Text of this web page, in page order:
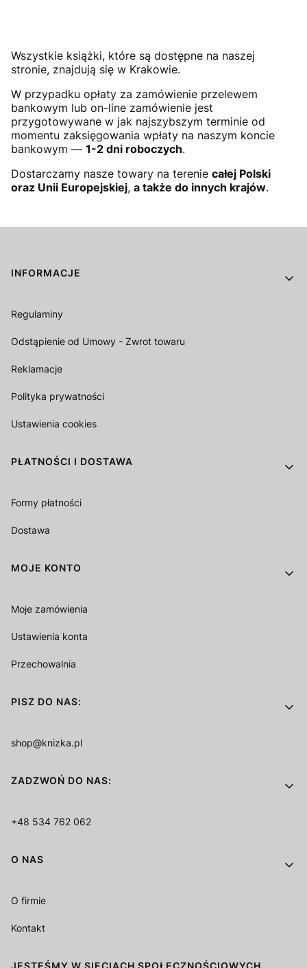
Wszystkie książki, które są dostępne na naszej
stronie, znajdują się w Krakowie.
W przypadku opłaty za zamówienie przelewem
bankowym lub on-line zamówienie jest
przygotowywane w jak najszybszym terminie od
momentu zaksięgowania wpłaty na naszym koncie
bankowym — 1-2 dni roboczych.
Dostarczamy nasze towary na terenie całej Polski
oraz Unii Europejskiej, a także do innych krajów.
Linki w stopce
INFORMACJE
Regulaminy
Odstąpienie od Umowy - Zwrot towaru
Reklamacje
Polityka prywatności
Ustawienia cookies
PŁATNOŚCI I DOSTAWA
Formy płatności
Dostawa
MOJE KONTO
Moje zamówienia
Ustawienia konta
Przechowalnia
PISZ DO NAS:
shop@knizka.pl
ZADZWOŃ DO NAS:
+48 534 762 062
O NAS
O firmie
Kontakt